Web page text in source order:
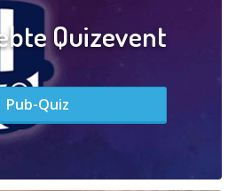
Quizevent
Pub-Quiz